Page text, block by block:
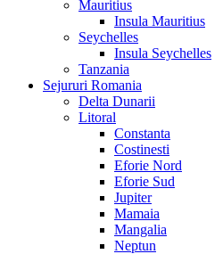
Mauritius
Insula Mauritius
Seychelles
Insula Seychelles
Tanzania
Sejururi Romania
Delta Dunarii
Litoral
Constanta
Costinesti
Eforie Nord
Eforie Sud
Jupiter
Mamaia
Mangalia
Neptun